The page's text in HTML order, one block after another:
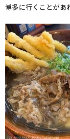
博多に行くことが